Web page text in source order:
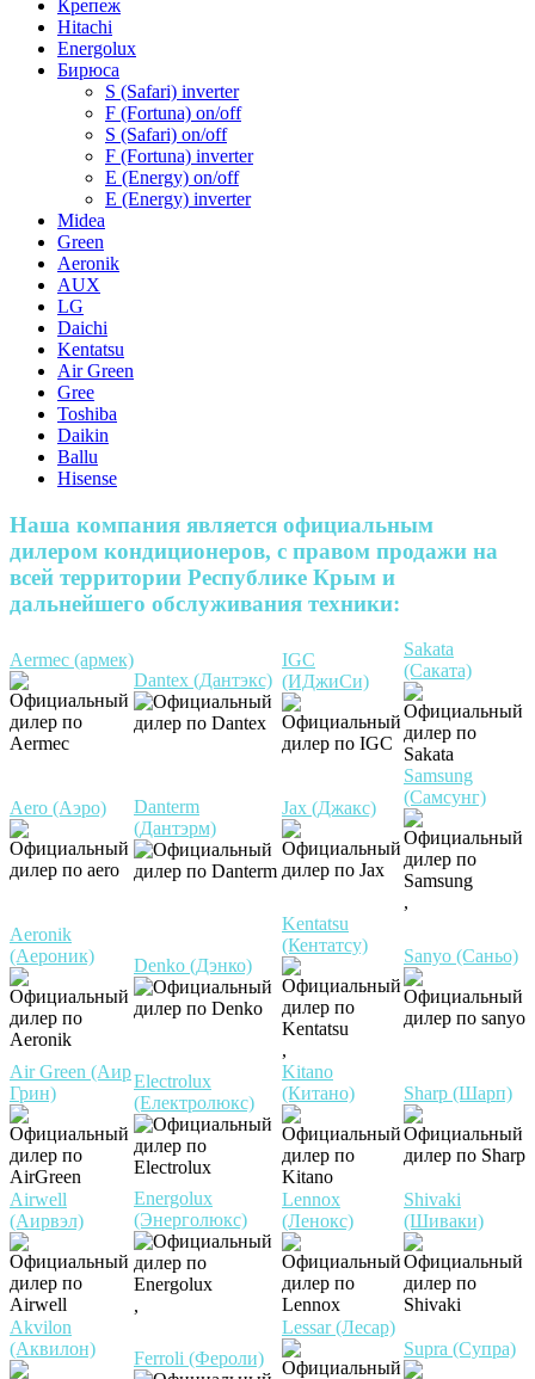
Крепеж
Hitachi
Energolux
Бирюса
S (Safari) inverter
F (Fortuna) on/off
S (Safari) on/off
F (Fortuna) inverter
E (Energy) on/off
E (Energy) inverter
Midea
Green
Aeronik
AUX
LG
Daichi
Kentatsu
Air Green
Gree
Toshiba
Daikin
Ballu
Hisense
Наша компания является официальным
дилером кондиционеров, с правом продажи на
всей территории Республике Крым и
дальнейшего обслуживания техники:
Aermec (армек)
Dantex (Дантэкс)
IGC
(ИДжиСи)
Sakata
(Саката)
Aero (Аэро)
Danterm
(Дантэрм)
Jax (Джакс)
Samsung
(Самсунг)
,
Aeronik
(Аероник)
Denko (Дэнко)
Kentatsu
(Кентатсу)
,
Sanyo (Саньо)
Air Green (Аир
Грин)
Electrolux
(Електролюкс)
Kitano
(Китано)
Sharp (Шарп)
Airwell
(Аирвэл)
Energolux
(Энерголюкс)
,
Lennox
(Ленокс)
Shivaki
(Шиваки)
Akvilon
(Аквилон)
Ferroli (Фероли)
Lessar (Лесар)
Supra (Супра)